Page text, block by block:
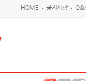
HOME : 공지사항 :